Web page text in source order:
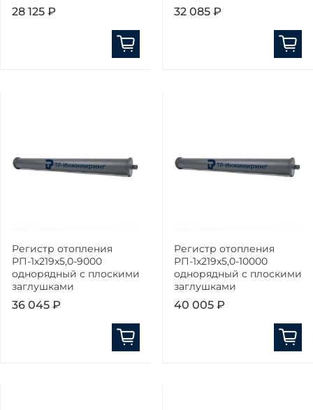
28 125 ₽ 32 085 ₽
Регистр отопления
РП-1x219x5,0-9000
однорядный с плоскими
заглушками
36 045 ₽
Регистр отопления
РП-1x219x5,0-10000
однорядный с плоскими
заглушками
40 005 ₽